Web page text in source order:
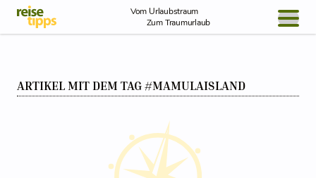
Skip to Content
Vom Urlaubstraum
Zum Traumurlaub
NEWS
ARTIKEL MIT DEM TAG #MAMULAISLAND